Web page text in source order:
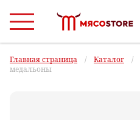
Главная страница / Каталог /
медальоны